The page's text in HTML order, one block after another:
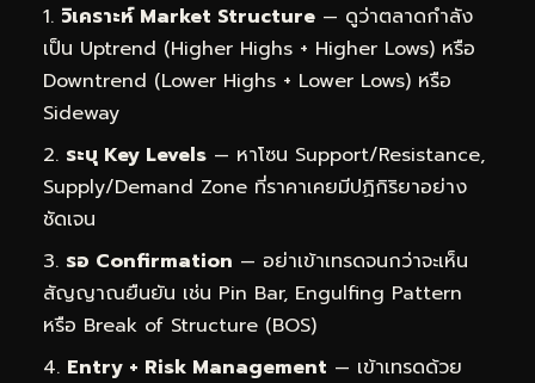
วิเคราะห์ Market Structure — ดูว่าตลาดกำลัง
เป็น Uptrend (Higher Highs + Higher Lows) หรือ
Downtrend (Lower Highs + Lower Lows) หรือ
Sideway
ระบุ Key Levels — หาโซน Support/Resistance,
Supply/Demand Zone ที่ราคาเคยมีปฏิกิริยาอย่าง
ชัดเจน
รอ Confirmation — อย่าเข้าเทรดจนกว่าจะเห็น
สัญญาณยืนยัน เช่น Pin Bar, Engulfing Pattern
หรือ Break of Structure (BOS)
Entry + Risk Management — เข้าเทรดด้วย